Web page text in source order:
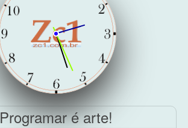
Programar é arte!